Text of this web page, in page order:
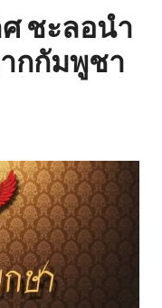
ชะลอนำ
กกัมพูชา